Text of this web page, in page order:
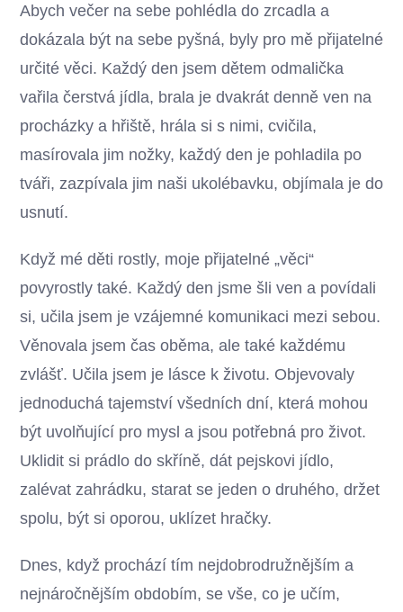
Abych večer na sebe pohlédla do zrcadla a
dokázala být na sebe pyšná, byly pro mě přijatelné
určité věci. Každý den jsem dětem odmalička
vařila čerstvá jídla, brala je dvakrát denně ven na
procházky a hřiště, hrála si s nimi, cvičila,
masírovala jim nožky, každý den je pohladila po
tváři, zazpívala jim naši ukolébavku, objímala je do
usnutí.
Když mé děti rostly, moje přijatelné „věci“
povyrostly také. Každý den jsme šli ven a povídali
si, učila jsem je vzájemné komunikaci mezi sebou.
Věnovala jsem čas oběma, ale také každému
zvlášť. Učila jsem je lásce k životu. Objevovaly
jednoduchá tajemství všedních dní, která mohou
být uvolňující pro mysl a jsou potřebná pro život.
Uklidit si prádlo do skříně, dát pejskovi jídlo,
zalévat zahrádku, starat se jeden o druhého, držet
spolu, být si oporou, uklízet hračky.
Dnes, když prochází tím nejdobrodružnějším a
nejnáročnějším obdobím, se vše, co je učím,